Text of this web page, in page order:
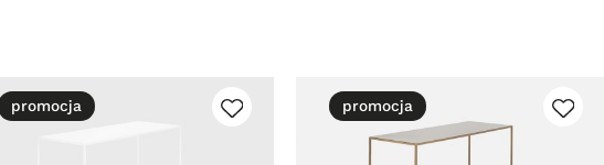
promocja promocja